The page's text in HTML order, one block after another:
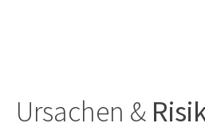
Ursachen &